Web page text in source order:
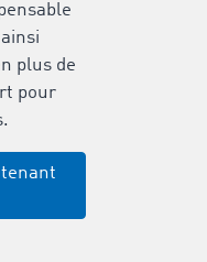
plus de
pour